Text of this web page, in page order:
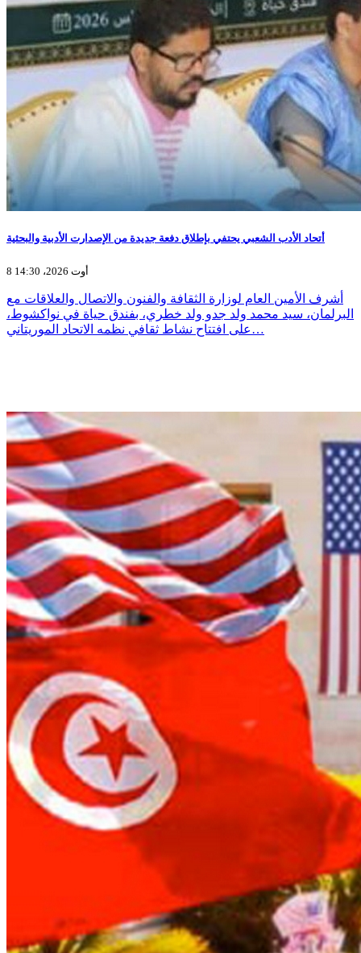
أتحاد الأدب الشعبي يحتفي بإطلاق دفعة جديدة من الإصدارت الأدبية والبحثية
8 أوت 2026، 14:30
أشرف الأمين العام لوزارة الثقافة والفنون والاتصال والعلاقات مع
البرلمان، سيد محمد ولد جدو ولد خطري، بفندق حياة في نواكشوط،
على افتتاح نشاط ثقافي نظمه الاتحاد الموريتاني…